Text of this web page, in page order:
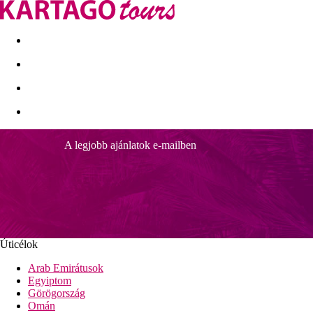
Kapcsolat Nyár 2026 Last Minute
Marconfort Griego
Távolság a tengerparttól
Napernyők a strandon térítés ellenében
Tengerparti nyaralás
A legjobb ajánlatok e-mailben
Úticélok
Arab Emirátusok
Egyiptom
Görögország
Omán